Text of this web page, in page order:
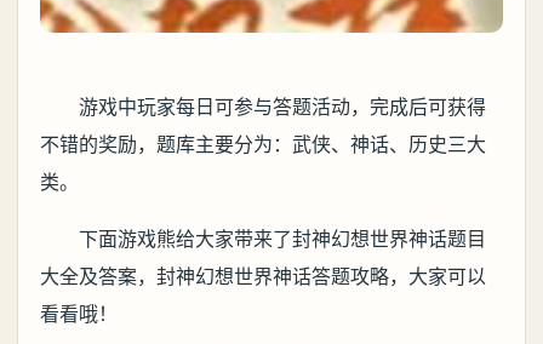
游戏中玩家每日可参与答题活动，完成后可获得
不错的奖励，题库主要分为：武侠、神话、历史三大
类。
下面游戏熊给大家带来了封神幻想世界神话题目
大全及答案，封神幻想世界神话答题攻略，大家可以
看看哦！